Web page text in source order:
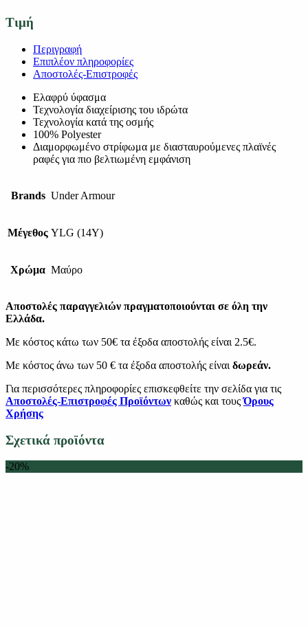
Τιμή
Περιγραφή
Επιπλέον πληροφορίες
Αποστολές-Επιστροφές
Ελαφρύ ύφασμα
Τεχνολογία διαχείρισης του ιδρώτα
Τεχνολογία κατά της οσμής
100% Polyester
Διαμορφωμένο στρίφωμα με διασταυρούμενες πλαϊνές
ραφές για πιο βελτιωμένη εμφάνιση
Brands Under Armour
Μέγεθος YLG (14Y)
Χρώμα Μαύρο
Αποστολές παραγγελιών πραγματοποιούνται σε όλη την
Ελλάδα.
Με κόστος κάτω των 50€ τα έξοδα αποστολής είναι 2.5€.
Με κόστος άνω των 50 € τα έξοδα αποστολής είναι δωρεάν.
Για περισσότερες πληροφορίες επισκεφθείτε την σελίδα για τις
Αποστολές-Επιστροφές Προϊόντων καθώς και τουςΌρους
Χρήσης
Σχετικά προϊόντα
-20%